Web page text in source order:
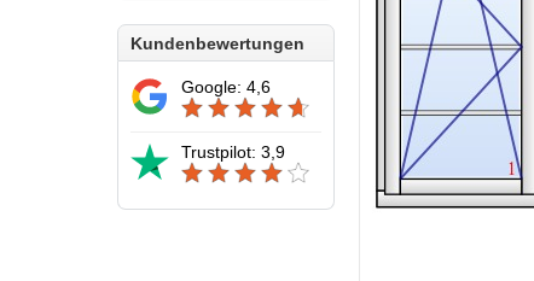
Kundenbewertungen
Google: 4,6
Trustpilot: 3,9